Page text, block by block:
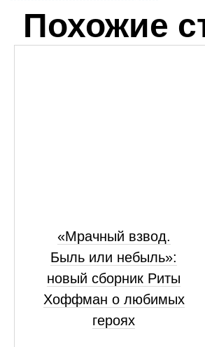
Похожие
«Мрачный взвод.
Быль или небыль»:
новый сборник Риты
Хоффман о любимых
героях